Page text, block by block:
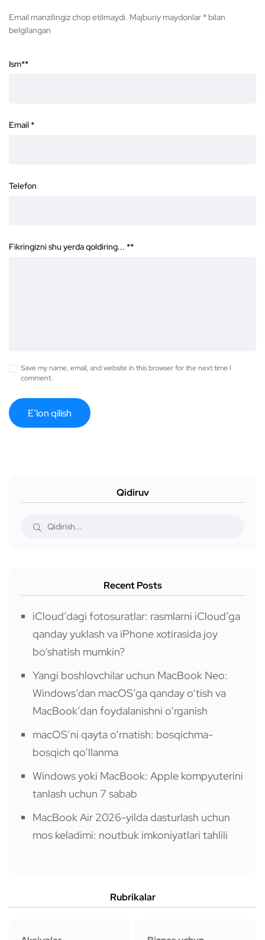
Email manzilingiz chop etilmaydi. Majburiy maydonlar * bilan
belgilangan
Ism**
Email *
Telefon
Fikringizni shu yerda qoldiring... **
Save my name, email, and website in this browser for the next time I
comment.
Qidiruv
Recent Posts
iCloud’dagi fotosuratlar: rasmlarni iCloud’ga
qanday yuklash va iPhone xotirasida joy
bo‘shatish mumkin?
Yangi boshlovchilar uchun MacBook Neo:
Windows’dan macOS’ga qanday o‘tish va
MacBook’dan foydalanishni o‘rganish
macOS’ni qayta o‘rnatish: bosqichma-
bosqich qo‘llanma
Windows yoki MacBook: Apple kompyuterini
tanlash uchun 7 sabab
MacBook Air 2026-yilda dasturlash uchun
mos keladimi: noutbuk imkoniyatlari tahlili
Rubrikalar